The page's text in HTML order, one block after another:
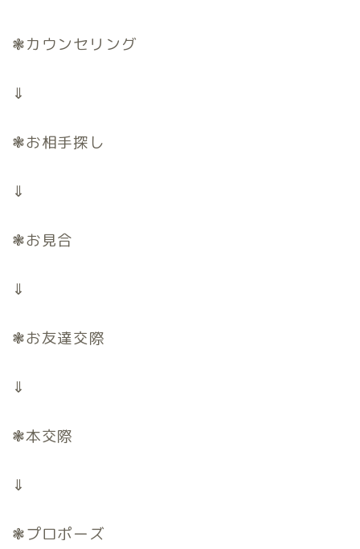
❃カウンセリング
⇓
❃お相手探し
⇓
❃お見合
⇓
❃お友達交際
⇓
❃本交際
⇓
❃プロポーズ